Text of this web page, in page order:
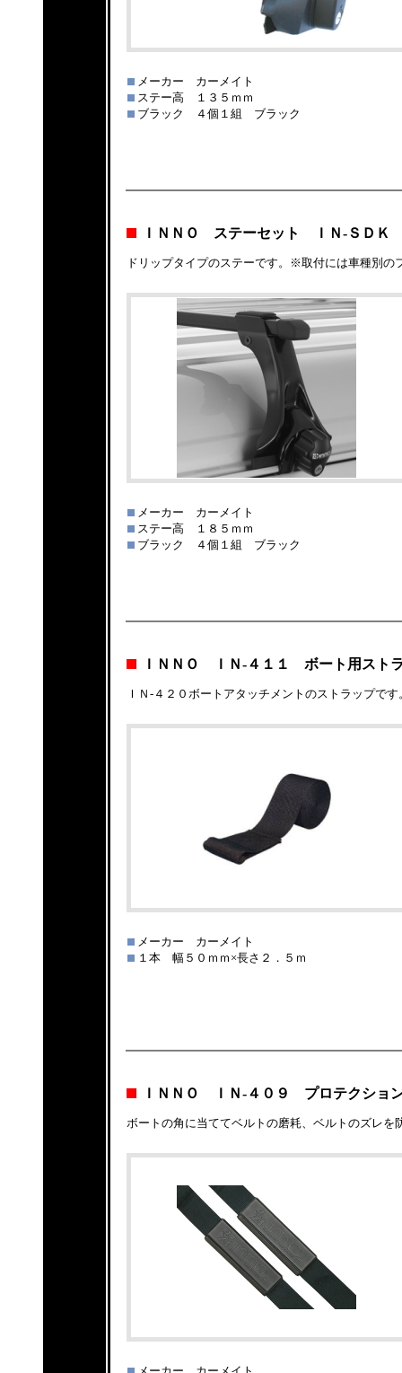
メーカー カーメイト
ステー高 １３５ｍｍ
ブラック ４個１組 ブラック
ＩＮＮＯ ステーセット ＩＮ-ＳＤＫ
ドリップタイプのステーです。※取付には車種別の
メーカー カーメイト
ステー高 １８５ｍｍ
ブラック ４個１組 ブラック
ＩＮＮＯ ＩＮ-４１１ ボート用スト
ＩＮ-４２０ボートアタッチメントのストラップで
メーカー カーメイト
１本 幅５０ｍｍ×長さ２．５ｍ
ＩＮＮＯ ＩＮ-４０９ プロテクショ
ボートの角に当ててベルトの磨耗、ベルトのズレ